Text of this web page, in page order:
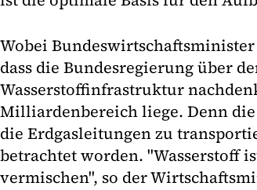
Wobei
dass die Bundesregierung über
Wasserstoffinfrastruktur
Milliardenbereich liege. Denn
die Erdgasleitungen zu
betrachtet worden. "Wasserstoff
vermischen", so der